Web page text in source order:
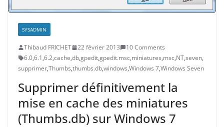
SYSADMIN
Thibaud FRICHET 22 février 2013
10 Comments
6.0,6.1,6.2,cache,db,gpedit,gpedit.msc,miniatures,msc,NT,seven,
supprimer,Thumbs,thumbs.db,windows,Windows 7,Windows Seven
Supprimer définitivement la
mise en cache des miniatures
(Thumbs.db) sur Windows 7